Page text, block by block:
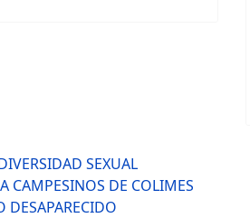
SEXUAL
CAMPESINOS DE COLIMES
DESAPARECIDO